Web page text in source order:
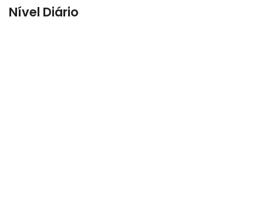
Nível Diário